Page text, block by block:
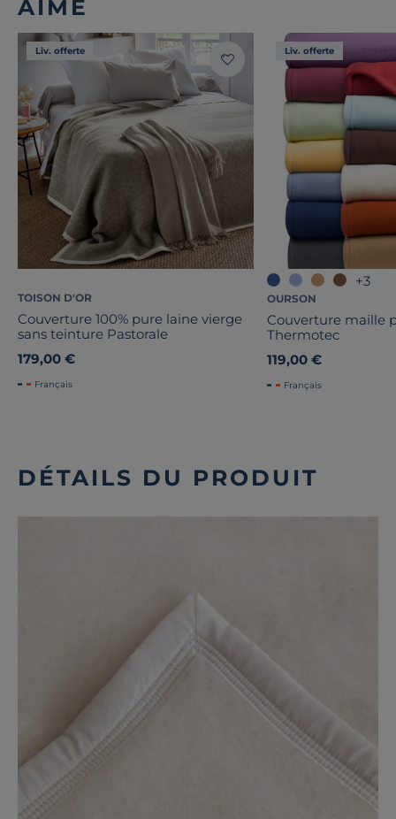
AIMÉ
Liv. offerte
TOISON D'OR
Couverture 100% pure laine vierge
sans teinture Pastorale
179,00 €
Français
Liv. offerte
+3
OURSON
Couverture maille
Thermotec
119,00 €
Français
DÉTAILS DU PRODUIT